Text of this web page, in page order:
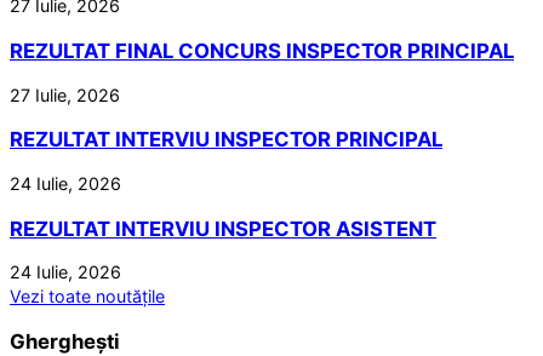
27 Iulie, 2026
REZULTAT FINAL CONCURS INSPECTOR PRINCIPAL
27 Iulie, 2026
REZULTAT INTERVIU INSPECTOR PRINCIPAL
24 Iulie, 2026
REZULTAT INTERVIU INSPECTOR ASISTENT
24 Iulie, 2026
Vezi toate noutățile
Gherghești